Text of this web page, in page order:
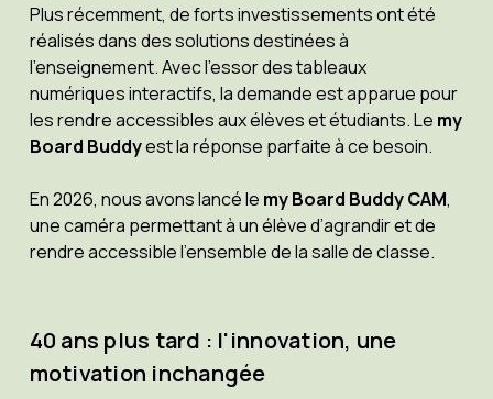
Plus récemment, de forts investissements ont été
réalisés dans des solutions destinées à
l’enseignement. Avec l’essor des tableaux
numériques interactifs, la demande est apparue pour
les rendre accessibles aux élèves et étudiants. Le my
Board Buddyest la réponse parfaite à ce besoin.
En 2026, nous avons lancé le my Board Buddy CAM,
une caméra permettant à un élève d’agrandir et de
rendre accessible l’ensemble de la salle de classe.
40 ans plus tard : l'innovation, une
motivation inchangée